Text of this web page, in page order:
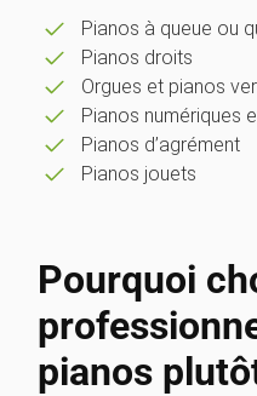
Pianos à queue ou
Pianos droits
Orgues et pianos
Pianos numériques
Pianos d’agrément
Pianos jouets
Pourquoi
pianos